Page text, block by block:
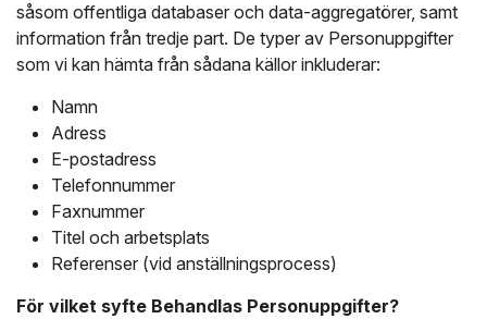
såsom offentliga databaser och data-aggregatörer, samt
information från tredje part. De typer av Personuppgifter
som vi kan hämta från sådana källor inkluderar:
Namn
Adress
E-postadress
Telefonnummer
Faxnummer
Titel och arbetsplats
Referenser (vid anställningsprocess)
För vilket syfte Behandlas Personuppgifter?